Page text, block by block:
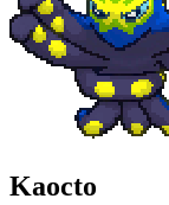
Kaocto